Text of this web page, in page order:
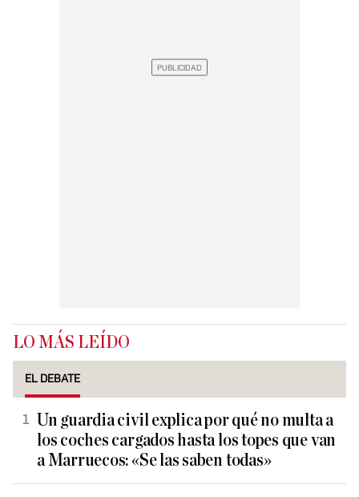
LO MÁS LEÍDO
EL DEBATE
Un guardia civil explica por qué no multa a
los coches cargados hasta los topes que van
a Marruecos: «Se las saben todas»